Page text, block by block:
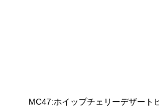
MC47:ホイップチェリーデザート